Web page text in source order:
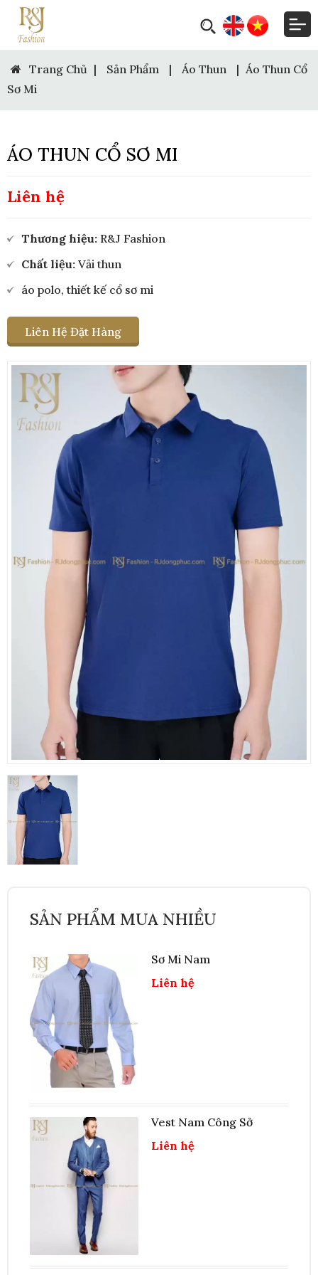
Trang Chủ | Sản Phẩm | Áo Thun | Áo Thun Cổ
Sơ Mi
ÁO THUN CỔ SƠ MI
Liên hệ
Thương hiệu: R&J Fashion
Chất liệu: Vải thun
áo polo, thiết kế cổ sơ mi
Liên Hệ Đặt Hàng
SẢN PHẨM MUA NHIỀU
Sơ Mi Nam
Liên hệ
Vest Nam Công Sở
Liên hệ